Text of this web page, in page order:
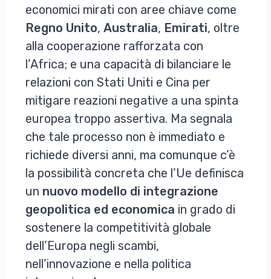
economici mirati con aree chiave come
Regno Unito, Australia, Emirati, oltre
alla cooperazione rafforzata con
l’Africa; e una capacità di bilanciare le
relazioni con Stati Uniti e Cina per
mitigare reazioni negative a una spinta
europea troppo assertiva. Ma segnala
che tale processo non è immediato e
richiede diversi anni, ma comunque c’è
la possibilità concreta che l’Ue definisca
un nuovo modello di integrazione
geopolitica ed economica in grado di
sostenere la competitività globale
dell’Europa negli scambi,
nell’innovazione e nella politica